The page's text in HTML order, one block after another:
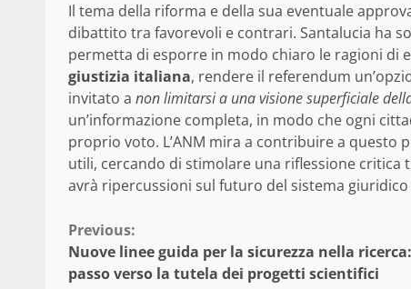
Il tema della riforma e della sua eventuale
dibattito tra favorevoli e contrari. Santalucia ha
permetta di esporre in modo chiaro le ragioni di
giustizia italiana, rendere il referendum
invitato a non limitarsi a una visione superficiale
un’informazione completa, in modo che ogni
proprio voto. L’ANM mira a contribuire a
utili, cercando di stimolare una riflessione
avrà ripercussioni sul futuro del sistema giuridico
Continue
Reading
Previous:
Nuove linee guida per la sicurezza nella
passo verso la tutela dei progetti scientifici